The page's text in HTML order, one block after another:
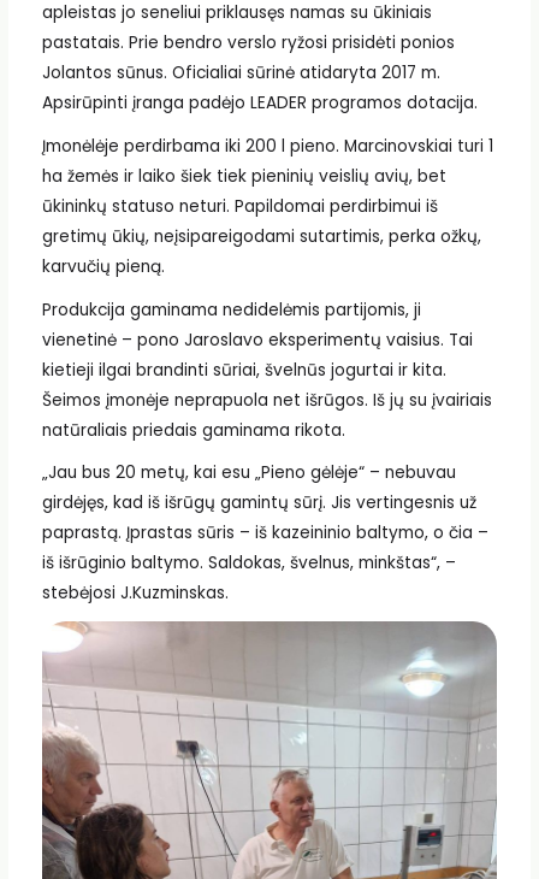
apleistas jo seneliui priklausęs namas su ūkiniais
pastatais. Prie bendro verslo ryžosi prisidėti ponios
Jolantos sūnus. Oficialiai sūrinė atidaryta 2017 m.
Apsirūpinti įranga padėjo LEADER programos dotacija.
Įmonėlėje perdirbama iki 200 l pieno. Marcinovskiai turi 1
ha žemės ir laiko šiek tiek pieninių veislių avių, bet
ūkininkų statuso neturi. Papildomai perdirbimui iš
gretimų ūkių, neįsipareigodami sutartimis, perka ožkų,
karvučių pieną.
Produkcija gaminama nedidelėmis partijomis, ji
vienetinė – pono Jaroslavo eksperimentų vaisius. Tai
kietieji ilgai brandinti sūriai, švelnūs jogurtai ir kita.
Šeimos įmonėje neprapuola net išrūgos. Iš jų su įvairiais
natūraliais priedais gaminama rikota.
„Jau bus 20 metų, kai esu „Pieno gėlėje“ – nebuvau
girdėjęs, kad iš išrūgų gamintų sūrį. Jis vertingesnis už
paprastą. Įprastas sūris – iš kazeininio baltymo, o čia –
iš išrūginio baltymo. Saldokas, švelnus, minkštas“, –
stebėjosi J.Kuzminskas.